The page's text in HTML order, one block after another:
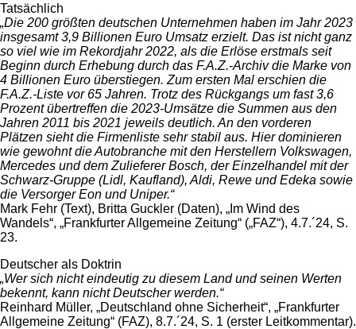
Tatsächlich
„Die 200 größten deutschen Unternehmen haben im Jahr 2023
insgesamt 3,9 Billionen Euro Umsatz erzielt. Das ist nicht ganz
so viel wie im Rekordjahr 2022, als die Erlöse erstmals seit
Beginn durch Erhebung durch das F.A.Z.-Archiv die Marke von
4 Billionen Euro überstiegen. Zum ersten Mal erschien die
F.A.Z.-Liste vor 65 Jahren. Trotz des Rückgangs um fast 3,6
Prozent übertreffen die 2023-Umsätze die Summen aus den
Jahren 2011 bis 2021 jeweils deutlich. An den vorderen
Plätzen sieht die Firmenliste sehr stabil aus. Hier dominieren
wie gewohnt die Autobranche mit den Herstellern Volkswagen,
Mercedes und dem Zulieferer Bosch, der Einzelhandel mit der
Schwarz-Gruppe (Lidl, Kaufland), Aldi, Rewe und Edeka sowie
die Versorger Eon und Uniper.“
Mark Fehr (Text), Britta Guckler (Daten), „Im Wind des
Wandels“, „Frankfurter Allgemeine Zeitung“ („FAZ“), 4.7.´24, S.
23.
Deutscher als Doktrin
„Wer sich nicht eindeutig zu diesem Land und seinen Werten
bekennt, kann nicht Deutscher werden.“
Reinhard Müller, „Deutschland ohne Sicherheit“, „Frankfurter
Allgemeine Zeitung“ (FAZ), 8.7.´24, S. 1 (erster Leitkommentar).